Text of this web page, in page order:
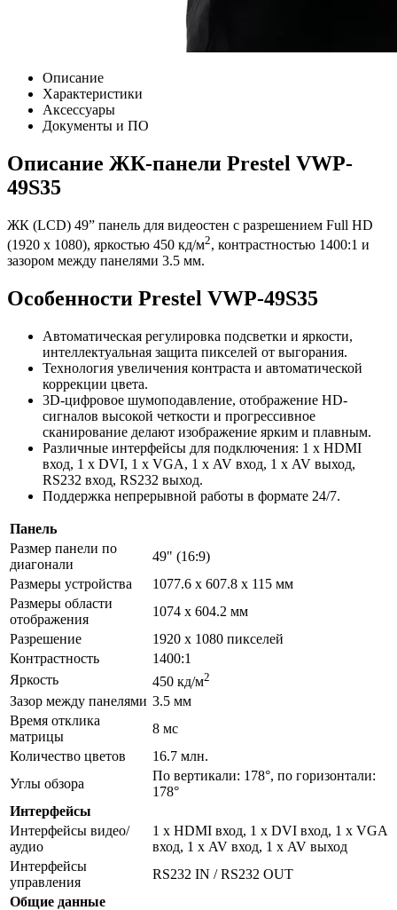
Описание
Характеристики
Аксессуары
Документы и ПО
Описание ЖК-панели Prestel VWP-
49S35
ЖК (LCD) 49” панель для видеостен с разрешением Full HD
(1920 х 1080), яркостью 450 кд/м2, контрастностью 1400:1 и
зазором между панелями 3.5 мм.
Особенности Prestel VWP-49S35
Автоматическая регулировка подсветки и яркости,
интеллектуальная защита пикселей от выгорания.
Технология увеличения контраста и автоматической
коррекции цвета.
3D-цифровое шумоподавление, отображение HD-
сигналов высокой четкости и прогрессивное
сканирование делают изображение ярким и плавным.
Различные интерфейсы для подключения: 1 х HDMI
вход, 1 х DVI, 1 х VGA, 1 х AV вход, 1 х AV выход,
RS232 вход, RS232 выход.
Поддержка непрерывной работы в формате 24/7.
Панель
Размер панели по
диагонали
49" (16:9)
Размеры устройства
1077.6 x 607.8 x 115 мм
Размеры области
отображения
1074 x 604.2 мм
Разрешение
1920 x 1080 пикселей
Контрастность
1400:1
Яркость
450 кд/м2
Зазор между панелями 3.5 мм
Время отклика
матрицы
8 мс
Количество цветов
16.7 млн.
Углы обзора
По вертикали: 178°, по горизонтали:
178°
Интерфейсы
Интерфейсы видео/
аудио
1 х HDMI вход, 1 х DVI вход, 1 х VGA
вход, 1 х AV вход, 1 х AV выход
Интерфейсы
управления
RS232 IN / RS232 OUT
Общие данные